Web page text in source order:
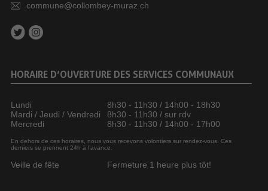
commune@collombey-muraz.ch
HORAIRE D’OUVERTURE DES SERVICES COMMUNAUX
Lundi
8h30 - 11h30 / 14h00 - 18h30
Mardi / Jeudi / Vendredi
8h30 - 11h30 / sur rdv
Mercredi
8h30 - 11h30 / 14h00 - 17h00
En dehors de ces horaires, nous vous recevons volontiers sur rendez-vous. Ces
derniers se prennent 24h à l’avance.
Veille de fête Fermeture 1 heure plus tôt!